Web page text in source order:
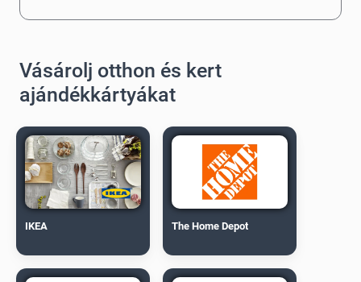
Vásárolj otthon és kert
ajándékkártyákat
IKEA The Home Depot